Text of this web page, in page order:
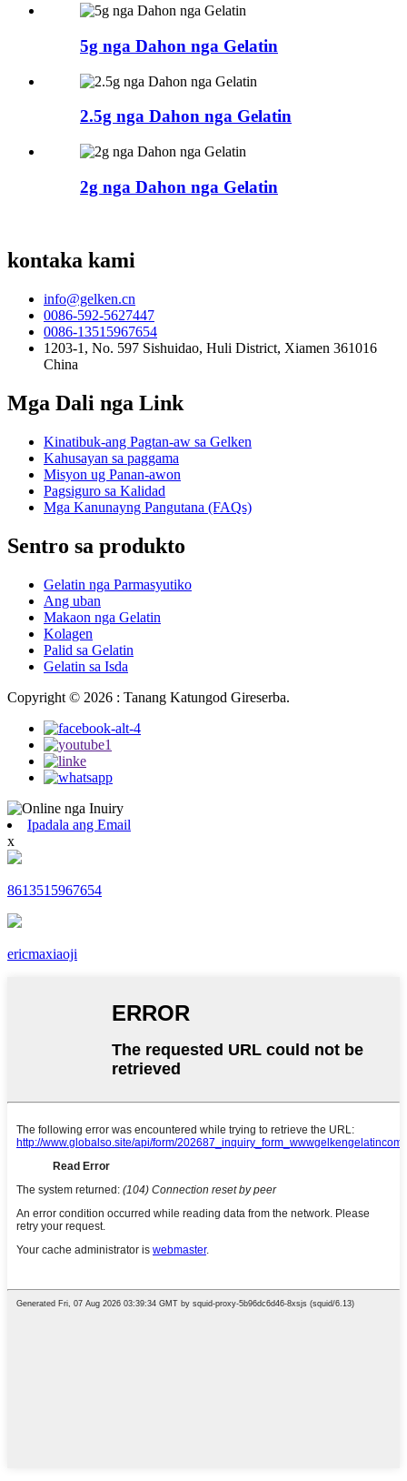
5g nga Dahon nga Gelatin
2.5g nga Dahon nga Gelatin
2g nga Dahon nga Gelatin
kontaka kami
info@gelken.cn
0086-592-5627447
0086-13515967654
1203-1, No. 597 Sishuidao, Huli District, Xiamen 361016
China
Mga Dali nga Link
Kinatibuk-ang Pagtan-aw sa Gelken
Kahusayan sa paggama
Misyon ug Panan-awon
Pagsiguro sa Kalidad
Mga Kanunayng Pangutana (FAQs)
Sentro sa produkto
Gelatin nga Parmasyutiko
Ang uban
Makaon nga Gelatin
Kolagen
Palid sa Gelatin
Gelatin sa Isda
Copyright © 2026 : Tanang Katungod Gireserba.
Ipadala ang Email
x
8613515967654
ericmaxiaoji